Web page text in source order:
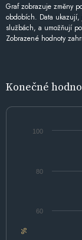
Graf zobrazuje změny
obdobích. Data ukazují,
službách, a umožňují
Zobrazené hodnoty
Konečné
%
60
80
100